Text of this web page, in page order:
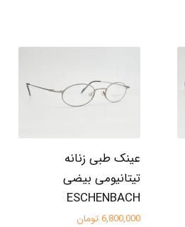
عینک طبی زنانه
تیتانیومی بیضی
ESCHENBACH
6,800,000 تومان